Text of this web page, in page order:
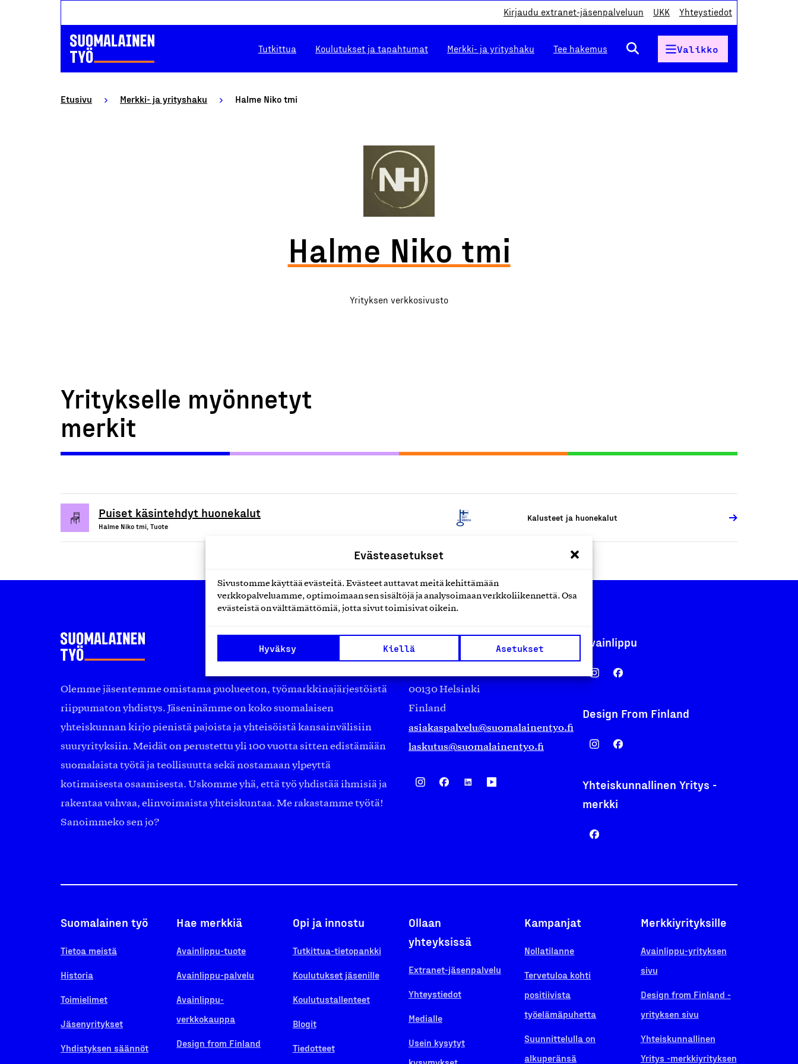
Evästeasetukset
Sivustomme käyttää evästeitä. Evästeet auttavat meitä kehittämään
verkkopalveluamme, optimoimaan sen sisältöjä ja analysoimaan verkkoliikennettä. Osa
evästeistä on välttämättömiä, jotta sivut toimisivat oikein.
Hyväksy Kiellä Asetukset
Kirjaudu extranet-jäsenpalveluun UKK Yhteystiedot
Tutkittua Koulutukset ja tapahtumat Merkki- ja yrityshaku Tee hakemus Valikko
Etusivu Merkki- ja yrityshaku Halme Niko tmi
Halme Niko tmi
Yrityksen verkkosivusto
Yritykselle myönnetyt
merkit
Puiset käsintehdyt huonekalut
Halme Niko tmi, Tuote
Kalusteet ja huonekalut
Olemme jäsentemme omistama puolueeton, työmarkkinajärjestöistä
riippumaton yhdistys. Jäseninämme on koko suomalaisen
yhteiskunnan kirjo pienistä pajoista ja yhteisöistä kansainvälisiin
suuryrityksiin. Meidät on perustettu yli 100 vuotta sitten edistämään
suomalaista työtä ja teollisuutta sekä nostamaan ylpeyttä
kotimaisesta osaamisesta. Uskomme yhä, että työ yhdistää ihmisiä ja
rakentaa vahvaa, elinvoimaista yhteiskuntaa. Me rakastamme työtä!
Sanoimmeko sen jo?
Suomalainen työ ry
00130 Helsinki
Finland
asiakaspalvelu@suomalainentyo.fi
laskutus@suomalainentyo.fi
Avainlippu
Design From Finland
Yhteiskunnallinen Yritys -
merkki
Suomalainen työ
Tietoa meistä
Historia
Toimielimet
Jäsenyritykset
Yhdistyksen säännöt
Hae merkkiä
Avainlippu-tuote
Avainlippu-palvelu
Avainlippu-
verkkokauppa
Design from Finland
Opi ja innostu
Tutkittua-tietopankki
Koulutukset jäsenille
Koulutustallenteet
Blogit
Tiedotteet
Ollaan
yhteyksissä
Extranet-jäsenpalvelu
Yhteystiedot
Medialle
Usein kysytyt
Kampanjat
Nollatilanne
Tervetuloa kohti
positiivista
työelämäpuhetta
Suunnittelulla on
alkuperänsä
Merkkiyrityksille
Avainlippu-yrityksen
sivu
Design from Finland -
yrityksen sivu
Yhteiskunnallinen
Yritys -merkkiyrityksen